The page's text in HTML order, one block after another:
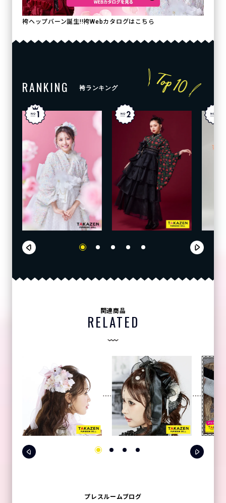
袴ヘップバーン誕生!!袴Webカタログはこちら
RANKING 袴ランキング
関連商品
RELATED
プレスルームブログ